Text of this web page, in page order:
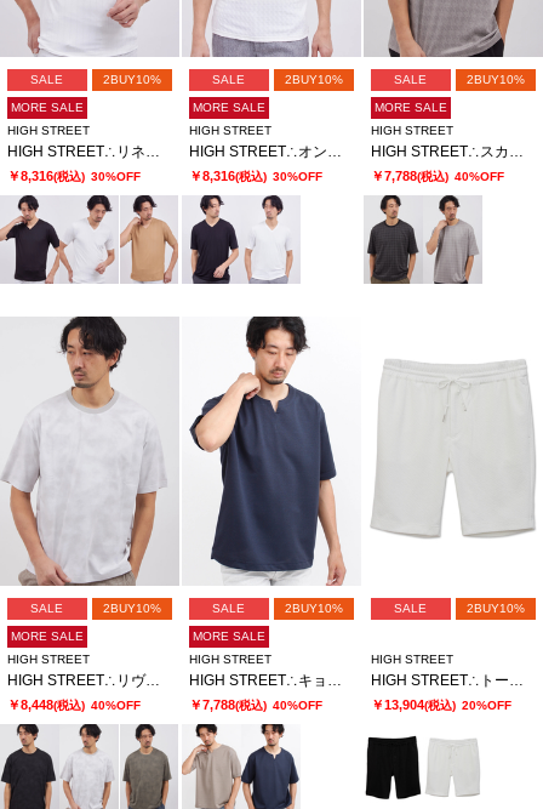
SALE 2BUY10%
MORE SALE
HIGH STREET
HIGH STREET∴リネアJQハンソデVネック
￥8,316(税込) 30%OFF
SALE 2BUY10%
MORE SALE
HIGH STREET
HIGH STREET∴オンデJQハンソデVネック
￥8,316(税込) 30%OFF
SALE 2BUY10%
MORE SALE
HIGH STREET
HIGH STREET∴スカラウィーブハンソデBigクルーネック
￥7,788(税込) 40%OFF
SALE 2BUY10%
MORE SALE
HIGH STREET
HIGH STREET∴リヴィエラミストハンソデBigクルーネック
￥8,448(税込) 40%OFF
SALE 2BUY10%
MORE SALE
HIGH STREET
HIGH STREET∴キョウネンピンジャージハンソデBigキーネック
￥7,788(税込) 40%OFF
SALE 2BUY10%
HIGH STREET
HIGH STREET∴トーンウェーブショーツ
￥13,904(税込) 20%OFF